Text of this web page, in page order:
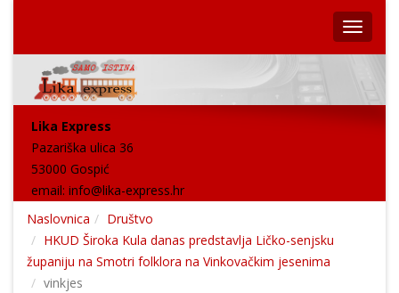
Lika Express
Pazariška ulica 36
53000 Gospić
email: info@lika-express.hr
Naslovnica
Društvo
HKUD Široka Kula danas predstavlja Ličko-senjsku
županiju na Smotri folklora na Vinkovačkim jesenima
vinkjes